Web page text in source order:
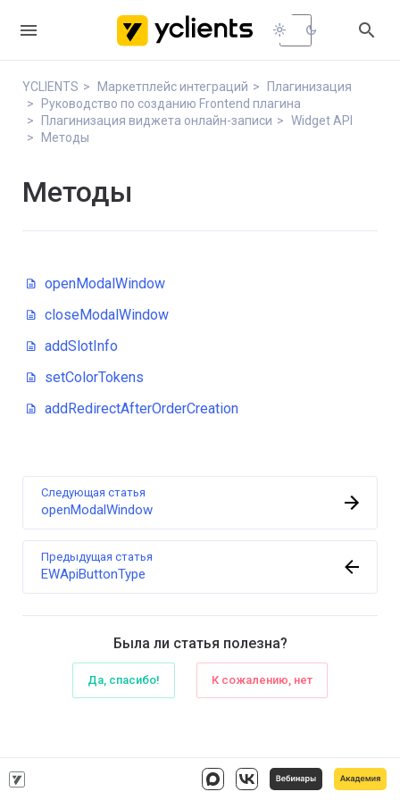
 light_mode dark_mode 
YCLIENTS Маркетплейс интеграций
Плагинизация
Руководство по созданию Frontend плагина
Плагинизация виджета онлайн-записи
Widget API
Методы
Методы
openModalWindow
closeModalWindow
addSlotInfo
setColorTokens
addRedirectAfterOrderCreation
Предыдущая статья
EWApiButtonType
Следующая статья
openModalWindow
Была ли статья полезна?
Да, спасибо! К сожалению, нет